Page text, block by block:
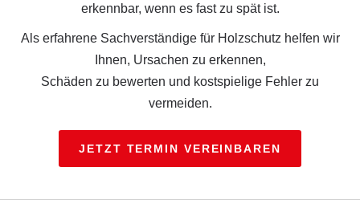
erkennbar, wenn es fast zu spät ist.
Als erfahrene Sachverständige für Holzschutz helfen wir
Ihnen, Ursachen zu erkennen,
Schäden zu bewerten und kostspielige Fehler zu
vermeiden.
JETZT TERMIN VEREINBAREN